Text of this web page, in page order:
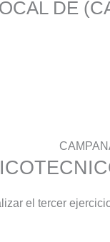
DE
el tercer